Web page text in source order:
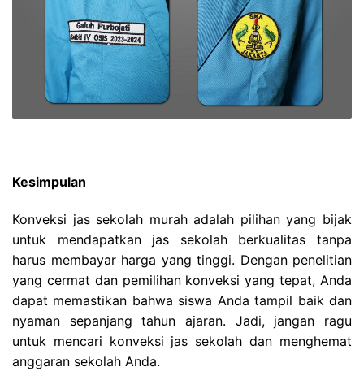
Kesimpulan
Konveksi jas sekolah murah adalah pilihan yang bijak
untuk mendapatkan jas sekolah berkualitas tanpa
harus membayar harga yang tinggi. Dengan penelitian
yang cermat dan pemilihan konveksi yang tepat, Anda
dapat memastikan bahwa siswa Anda tampil baik dan
nyaman sepanjang tahun ajaran. Jadi, jangan ragu
untuk mencari konveksi jas sekolah dan menghemat
anggaran sekolah Anda.